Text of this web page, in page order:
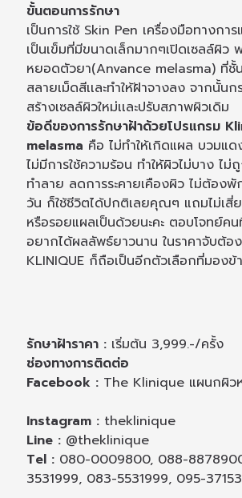
ขั้นตอนการรักษา
เป็นการใช้ Skin Pen เครื่องมือทางก
เป็นเข็มที่มีขนาดเล็กมากๆเปิดเซลล์ผิว
หยอดตัวยา(Anvance melasma) ที่ชั้
สลายเม็ดสีเเละทำให้ฝ้าจางลง จากนั้นก
สร้างเซลล์ผิวใหม่เเละปรับสภาพผิวเดิม
ข้อดีของการรักษาฝ้าด้วยโปรแกรม
melasma คือ ไม่ทำให้เกิดแผล บวมแ
ไม่มีการใช้ความร้อน ทำให้ผิวไม่บาง ไม่
ทำลาย ลดการระคายเคืองผิว ไม่ต้องพั
วัน ก็ใช้ชีวิตได้ปกติเลยคุณๆ แถมไม่เสี่ย
หรือรอยแผลเป็นด้วยนะคะ ตอบโจทย์ค
อยากได้ผลลัพธ์ยาวนาน ในราคาจับต้อ
KLINIQUE ก็ถือเป็นอีกตัวเลือกที่มองข้
รักษาฝ้าราคา : เริ่มต้น 3,999.-/ครั้ง
ช่องทางการติดต่อ
Facebook : The Klinique แผนกผิ
Instagram : theklinique
Line : @theklinique
Tel : 080-0009800, 088-
3531999, 083-5531999, 095-